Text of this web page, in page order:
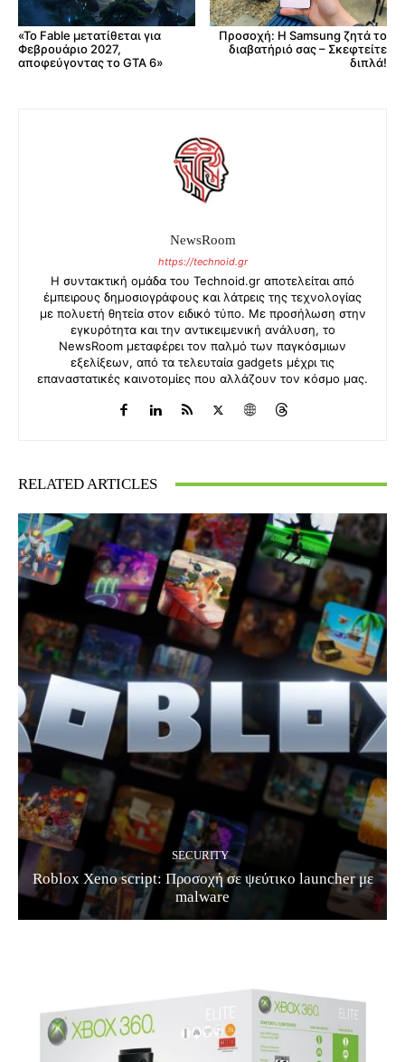
«Το Fable μετατίθεται για
Φεβρουάριο 2027,
αποφεύγοντας το GTA 6»
Προσοχή: Η Samsung ζητά το
διαβατήριό σας – Σκεφτείτε
διπλά!
NewsRoom
https://technoid.gr
Η συντακτική ομάδα του Technoid.gr αποτελείται από
έμπειρους δημοσιογράφους και λάτρεις της τεχνολογίας
με πολυετή θητεία στον ειδικό τύπο. Με προσήλωση στην
εγκυρότητα και την αντικειμενική ανάλυση, το
NewsRoom μεταφέρει τον παλμό των παγκόσμιων
εξελίξεων, από τα τελευταία gadgets μέχρι τις
επαναστατικές καινοτομίες που αλλάζουν τον κόσμο μας.
RELATED ARTICLES
SECURITY
Roblox Xeno script: Προσοχή σε ψεύτικο launcher με
malware